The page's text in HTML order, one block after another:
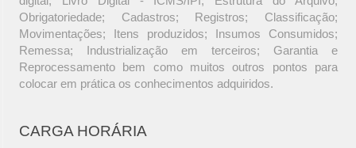
Obrigatoriedade; Cadastros; Registros; Classificação;
Movimentações; Itens produzidos; Insumos Consumidos;
Remessa; Industrialização em terceiros; Garantia e
Reprocessamento bem como muitos outros pontos para
colocar em prática os conhecimentos adquiridos.
CARGA HORÁRIA